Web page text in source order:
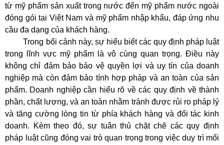
từ mỹ phẩm sản xuất trong nước đến mỹ phẩm nước ngoài
đóng gói tại Việt Nam và mỹ phẩm nhập khẩu, đáp ứng nhu
cầu đa dạng của khách hàng.
Trong bối cảnh này, sự hiểu biết các quy định pháp luật
trong lĩnh vực mỹ phẩm là vô cùng quan trọng. Điều này
không chỉ đảm bảo bảo vệ quyền lợi và uy tín của doanh
nghiệp mà còn đảm bảo tính hợp pháp và an toàn của sản
phẩm. Doanh nghiệp cần hiểu rõ về các quy định về thành
phần, chất lượng, và an toàn nhằm tránh được rủi ro pháp lý
và tăng cường lòng tin từ phía khách hàng và đối tác kinh
doanh. Kèm theo đó, sự tuân thủ chặt chẽ các quy định
pháp luật cũng đóng vai trò quan trọng trong việc duy trì mối